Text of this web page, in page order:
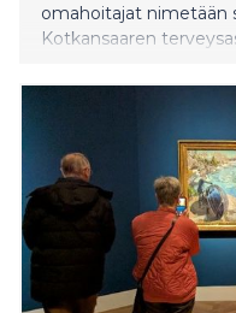
omahoitajat nimetään
Kotkansaaren